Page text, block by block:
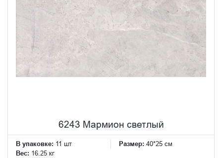
6243 Мармион светлый
В упаковке: 11 шт Размер: 40*25 см
Вес: 16.25 кг